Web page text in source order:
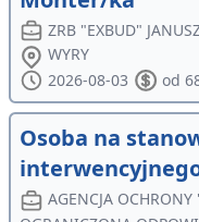
ZRB "EXBUD"
WYRY
2026-08-03
od
Osoba na
AGENCJA